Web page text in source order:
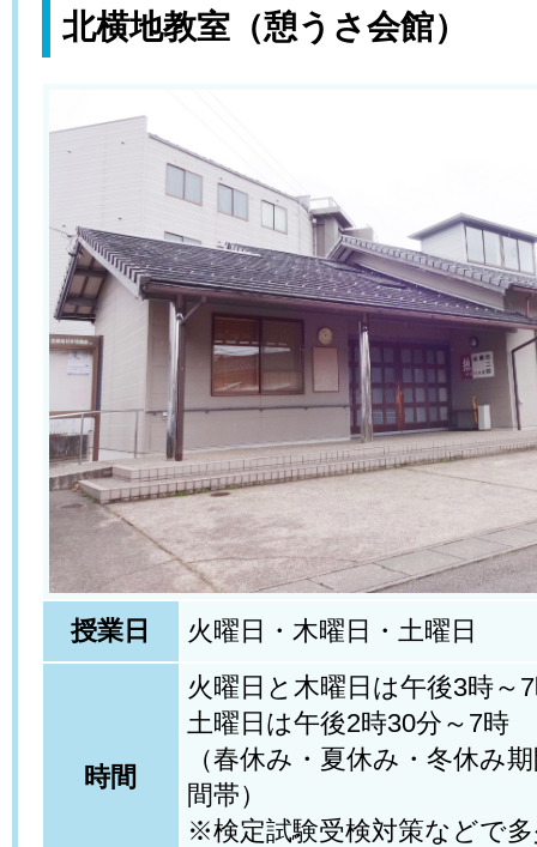
北横地教室（憩うさ会館）
授業日 火曜日・木曜日・土曜日
時間
火曜日と木曜日は午後3時～
土曜日は午後2時30分～7時
（春休み・夏休み・冬休み
間帯）
※検定試験受検対策などで